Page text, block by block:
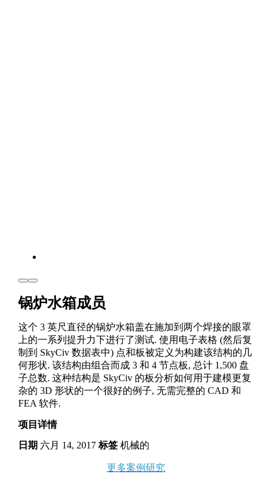
锅炉水箱成员
这个 3 英尺直径的锅炉水箱盖在施加到两个焊接的眼罩
上的一系列提升力下进行了测试. 使用电子表格 (然后复
制到 SkyCiv 数据表中) 点和板被定义为构建该结构的几
何形状. 该结构由组合而成 3 和 4 节点板, 总计 1,500 盘
子总数. 这种结构是 SkyCiv 的板分析如何用于建模更复
杂的 3D 形状的一个很好的例子, 无需完整的 CAD 和
FEA 软件.
项目详情
日期 六月 14, 2017 标签机械的
更多案例研究